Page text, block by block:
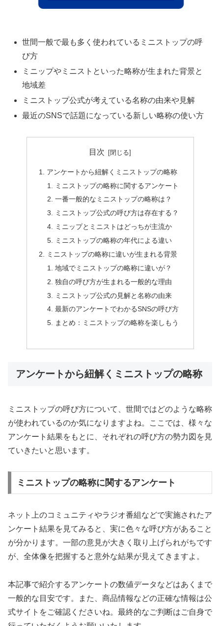
世間一般で最も多く使われているミニストップの呼
び方
ミニップやミニストといった略称が生まれた背景と
地域差
ミニストップ公式が考えている名称の由来や見解
最近のSNSで話題になっている新しい略称の使い方
目次
アンケートから紐解くミニストップの略称
ミニストップの略称に関するアンケート
一番一般的なミニストップの略称は？
ミニストップ公式の呼び方は存在する？
ミニップとミニストはどっちが主流か
ミニストップの略称の年代による違い
ミニストップの略称に違いが生まれる背景
地域でミニストップの略称に違いが？
独自の呼び方が生まれる一般的な理由
ミニストップ公式の見解と名称の由来
最新のアンケートでわかるSNSの呼び方
まとめ：ミニストップの略称を楽しもう
アンケートから紐解くミニストップの略称
ミニストップの呼び方について、世間ではどのような略称
が使われているのか気になりますよね。ここでは、様々な
アンケート結果をもとに、それぞれの呼び方の勢力図を見
ていきたいと思います。
ミニストップの略称に関するアンケート
ネット上のコミュニティやラジオ番組などで実施されたア
ンケート結果を見てみると、実に色々な呼び方があること
が分かります。一部の意見が大きく取り上げられがちです
が、全体像を把握すると意外な結果が見えてきますよ。
本記事で紹介するアンケートの数値データなどはあくまで
一般的な目安です。また、商品情報などの正確な情報は公
式サイトをご確認くださいね。最終的なご判断はご自身で